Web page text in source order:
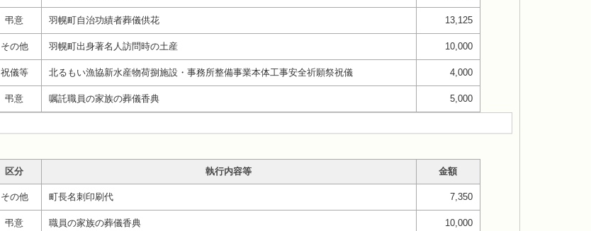
弔意 羽幌町自治功績者葬儀供花 13,125
その他 羽幌町出身著名人訪問時の土産 10,000
祝儀等 北るもい漁協新水産物荷捌施設・事務所整備事業本体工事安全祈願祭祝儀 4,000
弔意 嘱託職員の家族の葬儀香典 5,000
区分 執行内容等 金額
その他 町長名刺印刷代 7,350
弔意 職員の家族の葬儀香典 10,000